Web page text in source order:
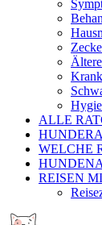
ALLE
WELCHE
REISEN